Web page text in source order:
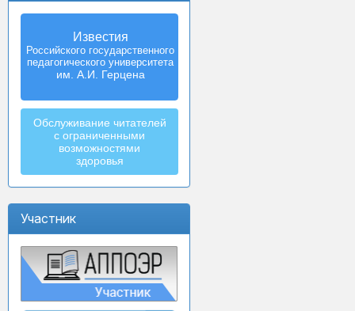
Известия
Российского государственного
педагогического университета
им. А.И. Герцена
Izvestia:
Herzen University
Journal of
Humanities & Sciences
Обслуживание читателей
с ограниченными
возможностями
здоровья
Участник